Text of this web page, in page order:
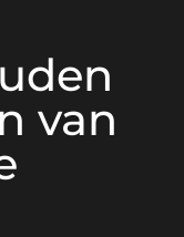
van